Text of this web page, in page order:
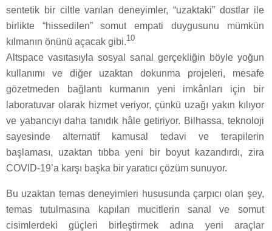
sentetik bir ciltle varılan deneyimler, “uzaktaki” dostlar ile
birlikte “hissedilen” somut empati duygusunu mümkün
kılmanın önünü açacak gibi.10
Altspace vasıtasıyla sosyal sanal gerçekliğin böyle yoğun
kullanımı ve diğer uzaktan dokunma projeleri, mesafe
gözetmeden bağlantı kurmanın yeni imkânları için bir
laboratuvar olarak hizmet veriyor, çünkü uzağı yakın kılıyor
ve yabancıyı daha tanıdık hâle getiriyor. Bilhassa, teknoloji
sayesinde alternatif kamusal tedavi ve terapilerin
başlaması, uzaktan tıbba yeni bir boyut kazandırdı, zira
COVID-19’a karşı başka bir yaratıcı çözüm sunuyor.
Bu uzaktan temas deneyimleri hususunda çarpıcı olan şey,
temas tutulmasına kapılan mucitlerin sanal ve somut
cisimlerdeki güçleri birleştirmek adına yeni araçlar